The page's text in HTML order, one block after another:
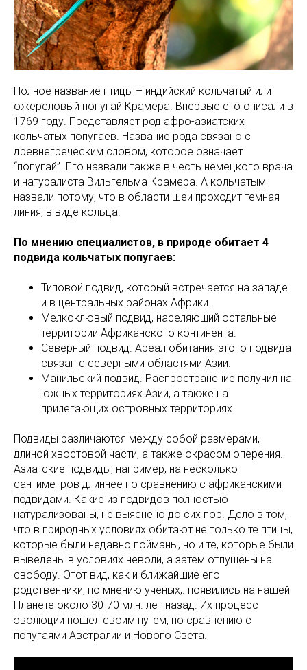
Полное название птицы – индийский кольчатый или
ожереловый попугай Крамера. Впервые его описали в
1769 году. Представляет род афро-азиатских
кольчатых попугаев. Название рода связано с
древнегреческим словом, которое означает
“попугай”. Его назвали также в честь немецкого врача
и натуралиста Вильгельма Крамера. А кольчатым
назвали потому, что в области шеи проходит темная
линия, в виде кольца.
По мнению специалистов, в природе обитает 4
подвида кольчатых попугаев:
Типовой подвид, который встречается на западе
и в центральных районах Африки.
Мелкоклювый подвид, населяющий остальные
территории Африканского континента.
Северный подвид. Ареал обитания этого подвида
связан с северными областями Азии.
Манильский подвид. Распространение получил на
южных территориях Азии, а также на
прилегающих островных территориях.
Подвиды различаются между собой размерами,
длиной хвостовой части, а также окрасом оперения.
Азиатские подвиды, например, на несколько
сантиметров длиннее по сравнению с африканскими
подвидами. Какие из подвидов полностью
натурализованы, не выяснено до сих пор. Дело в том,
что в природных условиях обитают не только те птицы,
которые были недавно пойманы, но и те, которые были
выведены в условиях неволи, а затем отпущены на
свободу. Этот вид, как и ближайшие его
родственники, по мнению ученых,. появились на нашей
Планете около 30-70 млн. лет назад. Их процесс
эволюции пошел своим путем, по сравнению с
попугаями Австралии и Нового Света.